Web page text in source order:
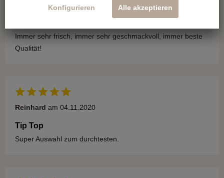
am 12.12.2020
Immer sehr frisch, immer sehr geschmackvoll, immer beste
Qualität!
Reinhard am 04.11.2020
Tip Top
Super Auswahl zum durchtesten.
Konfigurieren Alle akzeptieren